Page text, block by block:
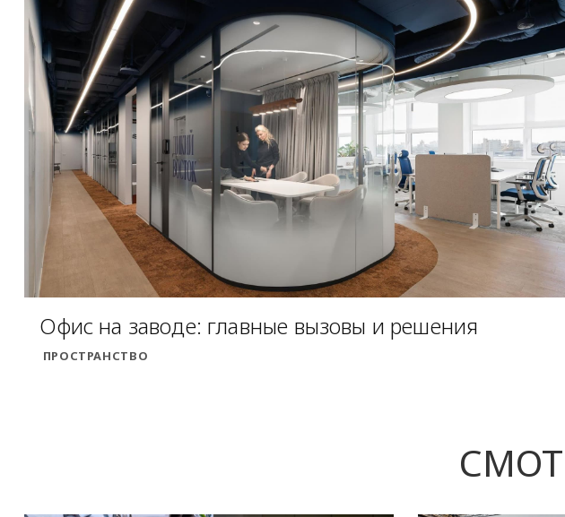
Офис на заводе: главные вызовы и решения
ПРОСТРАНСТВО